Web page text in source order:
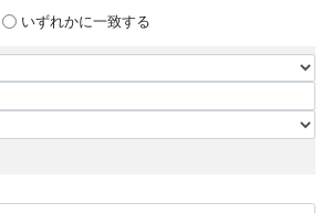
いずれかに一致する